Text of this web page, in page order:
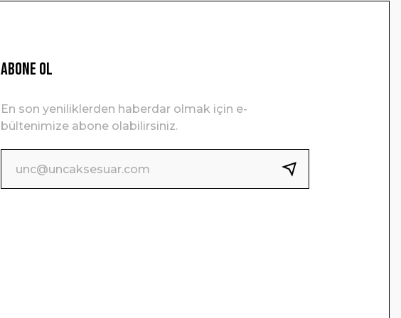
ABONE OL
En son yeniliklerden haberdar olmak için e-
bültenimize abone olabilirsiniz.